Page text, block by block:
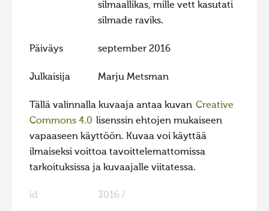
silmaallikas, mille vett kasutati
silmade raviks.
Päiväys september 2016
Julkaisija Marju Metsman
Tällä valinnalla kuvaaja antaa kuvan Creative
Commons 4.0 lisenssin ehtojen mukaiseen
vapaaseen käyttöön. Kuvaa voi käyttää
ilmaiseksi voittoa tavoittelemattomissa
tarkoituksissa ja kuvaajalle viitatessa.
id 3016 /